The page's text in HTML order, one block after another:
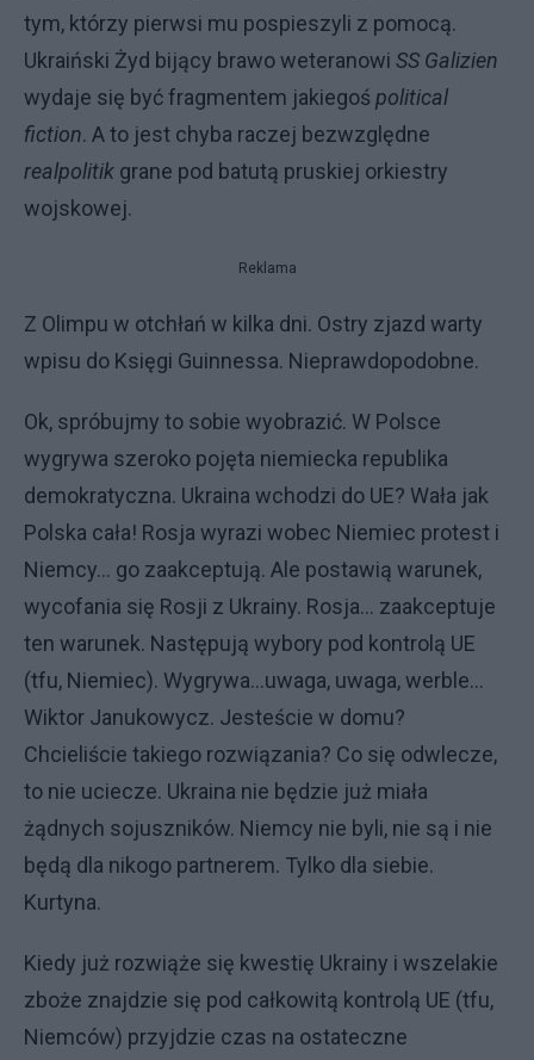
tym, którzy pierwsi mu pospieszyli z pomocą.
Ukraiński Żyd bijący brawo weteranowi SS Galizien
wydaje się być fragmentem jakiegośpolitical
fiction. A to jest chyba raczej bezwzględne
realpolitik grane pod batutą pruskiej orkiestry
wojskowej.
Reklama
Z Olimpu w otchłań w kilka dni. Ostry zjazd warty
wpisu do Księgi Guinnessa. Nieprawdopodobne.
Ok, spróbujmy to sobie wyobrazić. W Polsce
wygrywa szeroko pojęta niemiecka republika
demokratyczna. Ukraina wchodzi do UE? Wała jak
Polska cała! Rosja wyrazi wobec Niemiec protest i
Niemcy... go zaakceptują. Ale postawią warunek,
wycofania się Rosji z Ukrainy. Rosja... zaakceptuje
ten warunek. Następują wybory pod kontrolą UE
(tfu, Niemiec). Wygrywa...uwaga, uwaga, werble...
Wiktor Janukowycz. Jesteście w domu?
Chcieliście takiego rozwiązania? Co się odwlecze,
to nie uciecze. Ukraina nie będzie już miała
żądnych sojuszników. Niemcy nie byli, nie są i nie
będą dla nikogo partnerem. Tylko dla siebie.
Kurtyna.
Kiedy już rozwiąże się kwestię Ukrainy i wszelakie
zboże znajdzie się pod całkowitą kontrolą UE (tfu,
Niemców) przyjdzie czas na ostateczne